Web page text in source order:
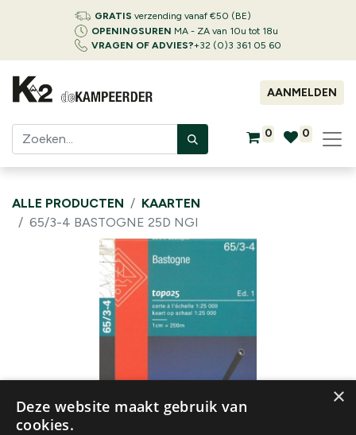
GRATIS verzending vanaf €50 (BE)
OPENINGSUREN MA - ZA van 10u tot 18u
VRAGEN OF ADVIES?+32 (0)3 361 05 60
AANMELDEN
0 0
ALLE PRODUCTEN
KAARTEN
65/3-4 BASTOGNE 25D NGI
×
Deze website maakt gebruik van
cookies.